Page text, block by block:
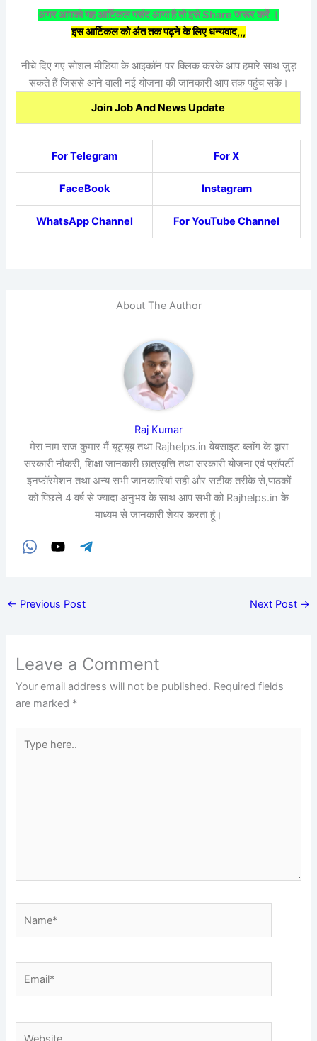
अगर आपको यह आर्टिकल पसंद आया है तो इसे Share जरूर करें ।
इस आर्टिकल को अंत तक पढ़ने के लिए धन्यवाद,,,
नीचे दिए गए सोशल मीडिया के आइकॉन पर क्लिक करके आप हमारे साथ जुड़
सकते हैं जिससे आने वाली नई योजना की जानकारी आप तक पहुंच सके।
Join Job And News Update
For Telegram For X
FaceBook Instagram
WhatsApp Channel For YouTube Channel
About The Author
Raj Kumar
मेरा नाम राज कुमार मैं यूट्यूब तथा Rajhelps.in वेबसाइट ब्लॉग के द्वारा
सरकारी नौकरी, शिक्षा जानकारी छात्रवृत्ति तथा सरकारी योजना एवं प्रॉपर्टी
इनफॉरमेशन तथा अन्य सभी जानकारियां सही और सटीक तरीके से,पाठकों
को पिछले 4 वर्ष से ज्यादा अनुभव के साथ आप सभी को Rajhelps.in के
माध्यम से जानकारी शेयर करता हूं।
← Previous Post Next Post →
Leave a Comment
Your email address will not be published. Required fields
are marked *
here..